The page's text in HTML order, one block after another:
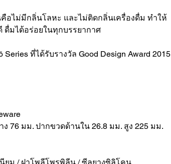
คือไม่มีกลิ่นโลหะ และไม่ติดกลิ่นเครื่องดื่ม ทำให้
ดื่มได้อร่อยในทุกบรรยากาศ
Series ที่ได้รับรางวัล Good Design Award 2015
76 มม. ปากขวดด้านใน 26.8 มม. สูง 225 มม.